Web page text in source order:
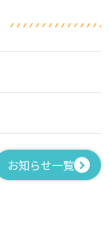
お知らせ一覧